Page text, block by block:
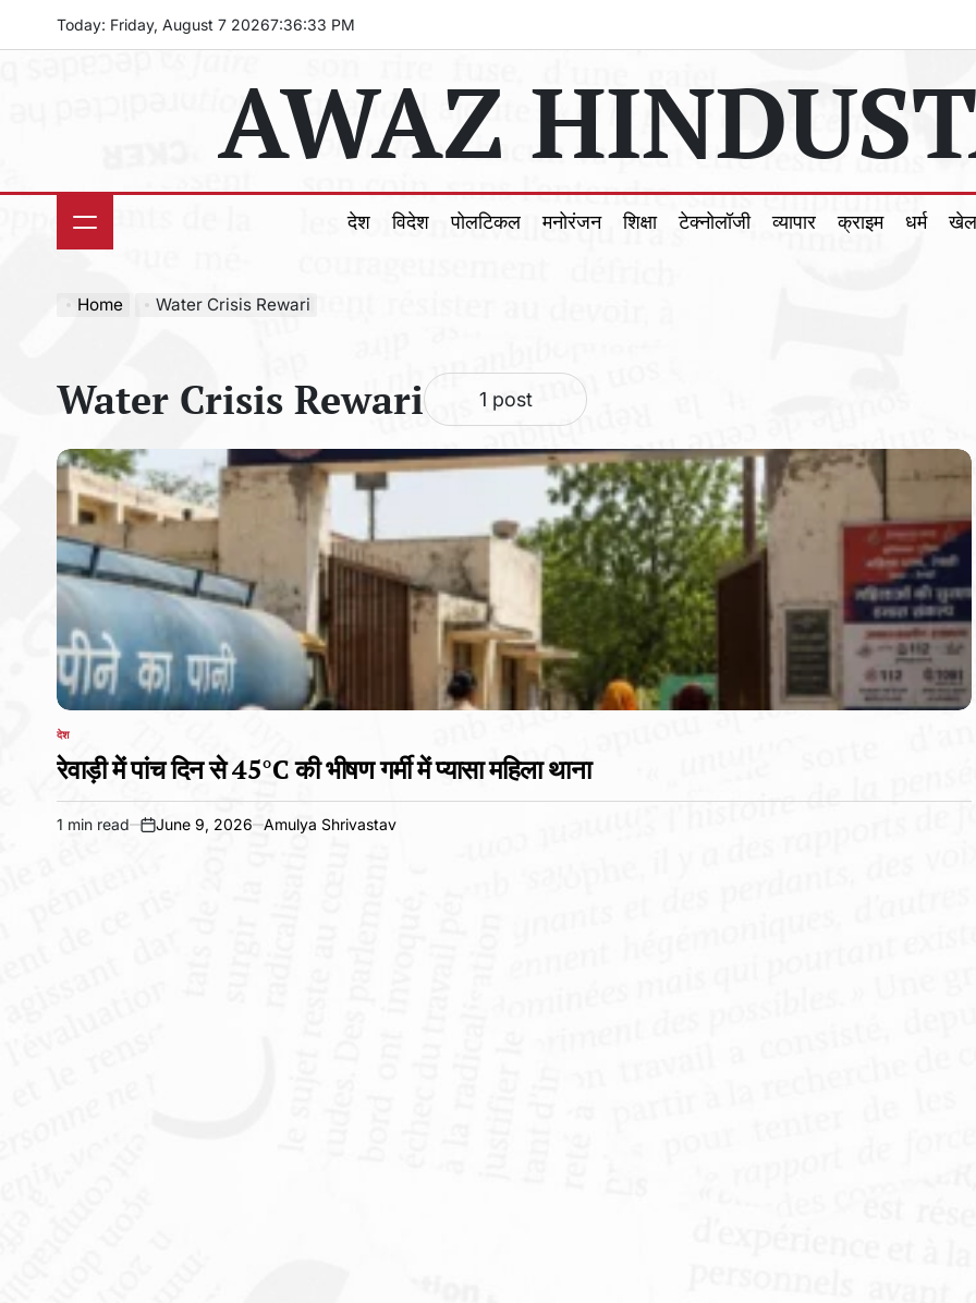
Today: Friday, August 7 20267:36:35 PM
AWAZ
देश विदेश पोलटिकल मनोरंजन शिक्षा टेक्नोलॉजी व्यापार क्राइम धर्म खेल
Home Water Crisis Rewari
Water Crisis Rewari 1 post
POSTED
IN
देश
रेवाड़ी में पांच दिन से 45°C की भीषण गर्मी में प्यासा महिला थाना
Estimated
1 min read
on
June 9, 2026 Amulya Shrivastav